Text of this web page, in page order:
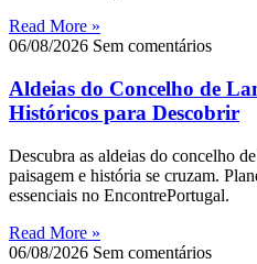
Read More »
06/08/2026 Sem comentários
Aldeias do Concelho de
Históricos para Descobrir
Descubra as aldeias do concelho
paisagem e história se cruzam.
essenciais no EncontrePortugal.
Read More »
06/08/2026 Sem comentários